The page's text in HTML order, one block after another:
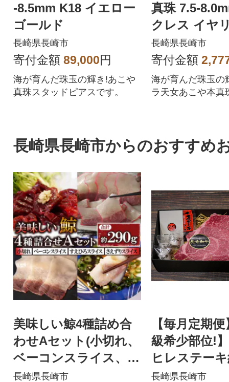
-8.5mm K18 イエロー
ゴールド
長崎県長崎市
寄付金額 89,000円
海が育んだ珠玉の輝き!あこや
真珠スタッドピアスです。
真珠 7.5-
クレス イヤ
ット パール
書付
長崎県長崎市
寄付金額
海が育んだ珠玉の
ラ天女あこや本真
長崎県長崎市からのおすすめ
美味しい鯨4種詰め合
わせAセット(小切れ、
ベーコンスライス、す
えひろスライス、さえ
長崎県長崎市
【毎月定期
級希少部位!
ヒレステー
3枚計450g(
長崎県長崎市